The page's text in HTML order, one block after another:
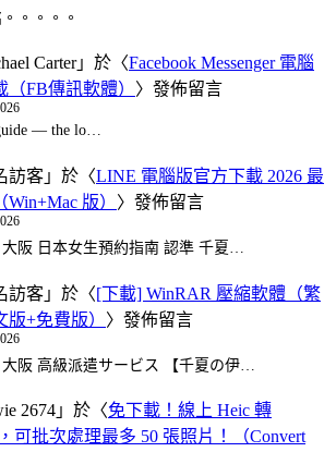
。。。。
Carter」於〈Facebook Messenger 電腦
（FB傳訊軟體） 〉發佈留言
— the lo…
訪客 」於〈LINE 電腦版官方下載 2026 最
Win+Mac 版） 〉發佈留言
阪 日本女生預約指南 認準 千夏…
訪客 」於〈[下載] WinRAR 壓縮軟體（繁
版+免費版） 〉發佈留言
阪 高級派遣サービス 【千夏の伊…
2674 」於〈免下載！線上 Heic 轉
可批次處理最多 50 張照片！（Convert